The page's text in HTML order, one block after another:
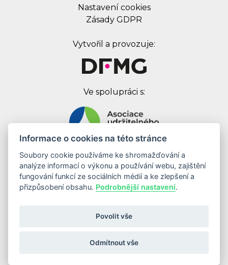
Odebírat newsletter
Nastavení cookies
Zásady GDPR
Vytvořil a provozuje:
Ve spolupráci s:
Digital First Marketing Group s.r.o.
Jankovcova 1037/49
170 00 Praha 7
IČ: 08262683
Informace o cookies na této stránce
Soubory cookie používáme ke shromažďování a
analýze informací o výkonu a používání webu, zajištění
fungování funkcí ze sociálních médií a ke zlepšení a
přizpůsobení obsahu. Podrobnější nastavení.
Povolit vše
Odmítnout vše